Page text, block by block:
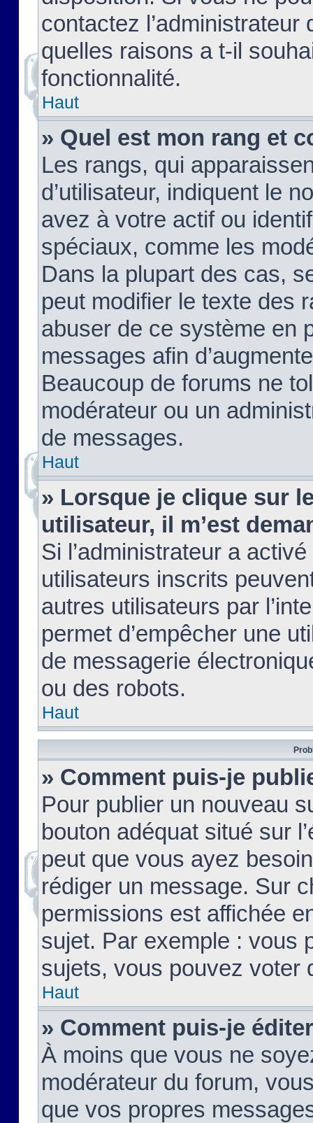
contactez
quelles raisons a t-il
fonctionnalité.
Haut
» Quel est mon rang et
Les rangs, qui
d’utilisateur, indiquent le
avez à votre actif ou
spéciaux, comme les
Dans la plupart des cas,
peut modifier le texte des
abuser de ce système en
messages afin
Beaucoup de forums ne
modérateur ou un
de messages.
Haut
» Lorsque je clique sur
utilisateur, il m’est
Si l’administrateur a
utilisateurs inscrits
autres utilisateurs par
permet d’empêcher une
de messagerie
ou des robots.
Haut
» Comment puis-je
Pour publier un nouveau
bouton adéquat situé sur
peut que vous ayez
rédiger un message. Sur
permissions est affichée
sujet. Par exemple : vous
sujets, vous pouvez voter
Haut
» Comment puis-je
À moins que vous ne
modérateur du forum,
que vos propres